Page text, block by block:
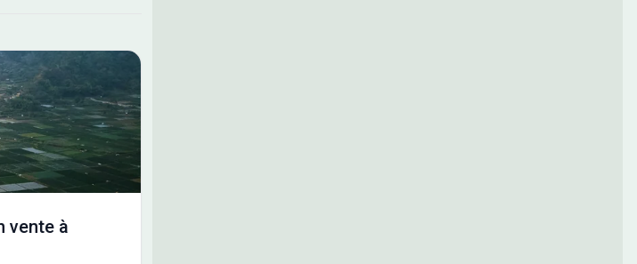
vente à